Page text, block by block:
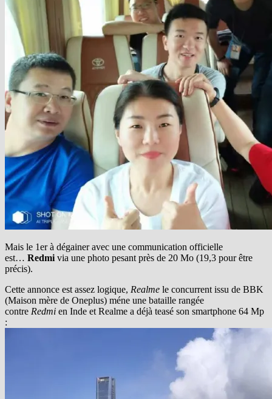
Mais le 1er à dégainer avec une communication officielle
est… Redmi via une photo pesant près de 20 Mo (19,3 pour être
précis).
Cette annonce est assez logique, Realme le concurrent issu de BBK
(Maison mère de Oneplus) méne une bataille rangée
contre Redmi en Inde et Realme a déjà teasé son smartphone 64 Mp
: